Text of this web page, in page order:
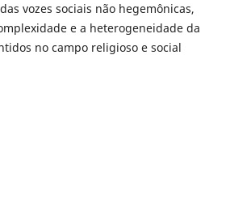
vozes sociais não hegemônicas,
e a heterogeneidade da
no campo religioso e social